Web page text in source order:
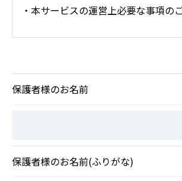
・本サービスの運営上必要な事項の
られた場合を除き、
＜個人情報の委託について＞
当社では、利用目的の達成に必要な
保護者様のお名前
保護者様のお名前(ふりがな)